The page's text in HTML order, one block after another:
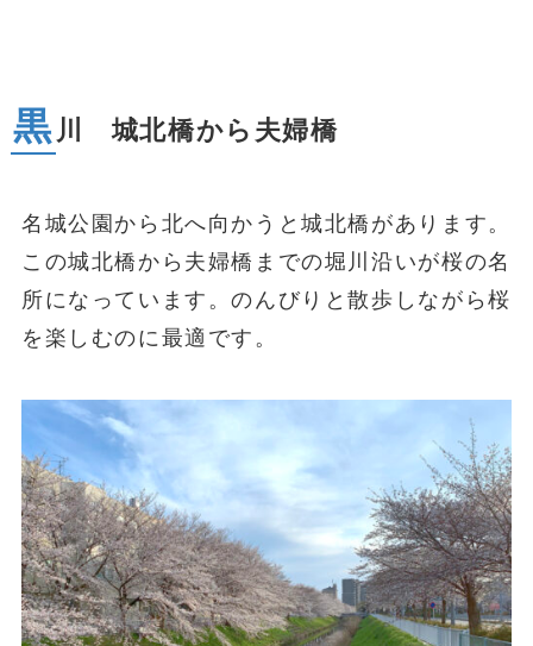
黒 川 城北橋から夫婦橋
名城公園から北へ向かうと城北橋があります。
この城北橋から夫婦橋までの堀川沿いが桜の名
所になっています。のんびりと散歩しながら桜
を楽しむのに最適です。